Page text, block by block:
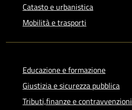
Catasto e urbanistica
Mobilità e trasporti
Educazione e formazione
Giustizia e sicurezza pubblica
Tributi,finanze e contravvenzioni